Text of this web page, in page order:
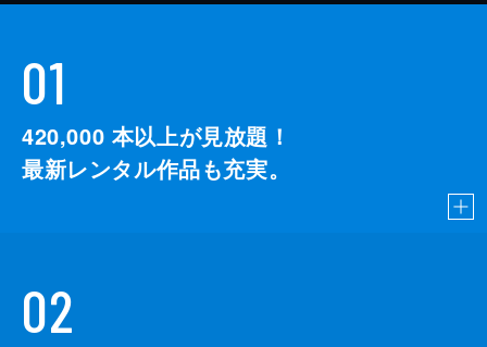
01
420,000 本以上が見放題！
最新レンタル作品も充実。
02